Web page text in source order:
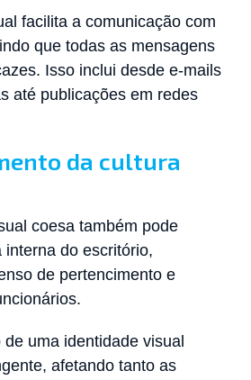
facilita a comunicação com
que todas as mensagens
Isso inclui desde e-mails
até publicações em redes
da cultura
coesa também pode
do escritório,
de pertencimento e
uma identidade visual
afetando tanto as